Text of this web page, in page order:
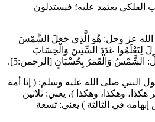
الفلكي يعتمد عليه؛ فيستدلون
الله عز وجل: هُوَ الَّذِي جَعَلَ الشَّمْسَ
لِتَعْلَمُوا عَدَدَ السِّنِينَ وَالْحِسَابَ
الشَّمْسُ وَالْقَمَرُ بِحُسْبَانٍ [الرحمن:5].
النبي صلى الله عليه وسلم: ( إنا أمة
هكذا، وهكذا، وهكذا )، يعني: ثلاثين
في الثالثة ) يعني: تسعة